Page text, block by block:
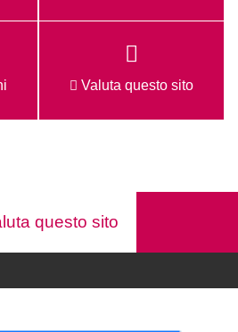
Valuta questo sito
questo sito